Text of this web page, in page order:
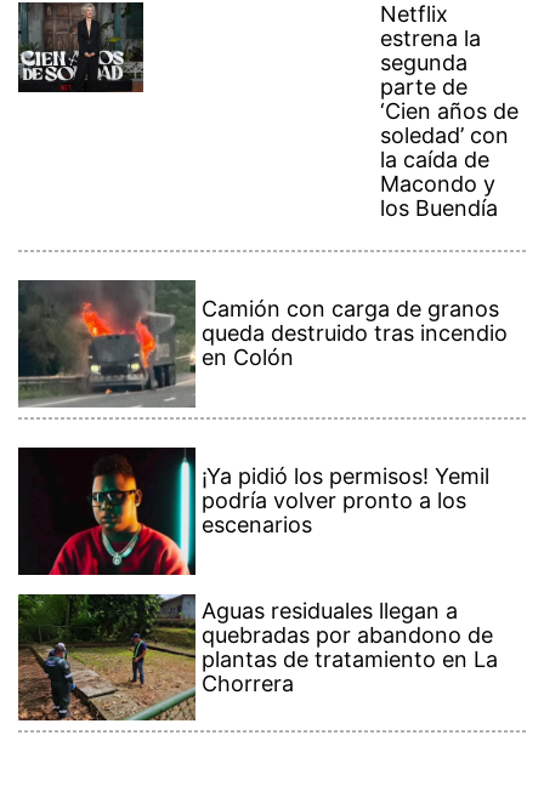
Netflix
estrena la
segunda
parte de
‘Cien años de
soledad’ con
la caída de
Macondo y
los Buendía
Camión con carga de granos
queda destruido tras incendio
en Colón
¡Ya pidió los permisos! Yemil
podría volver pronto a los
escenarios
Aguas residuales llegan a
quebradas por abandono de
plantas de tratamiento en La
Chorrera